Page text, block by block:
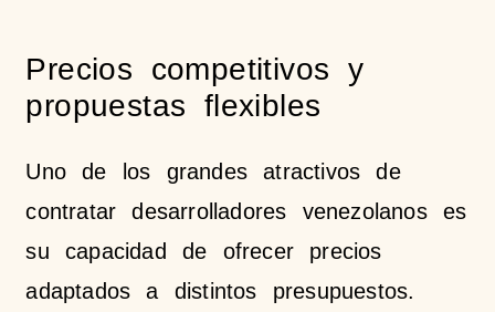
Precios competitivos y
propuestas flexibles
Uno de los grandes atractivos de
contratar desarrolladores venezolanos es
su capacidad de ofrecer precios
adaptados a distintos presupuestos.